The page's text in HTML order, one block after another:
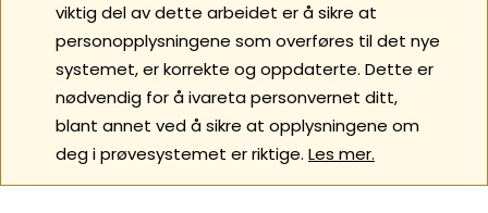
viktig del av dette arbeidet er å sikre at
personopplysningene som overføres til det nye
systemet, er korrekte og oppdaterte. Dette er
nødvendig for å ivareta personvernet ditt,
blant annet ved å sikre at opplysningene om
deg i prøvesystemet er riktige. Les mer.